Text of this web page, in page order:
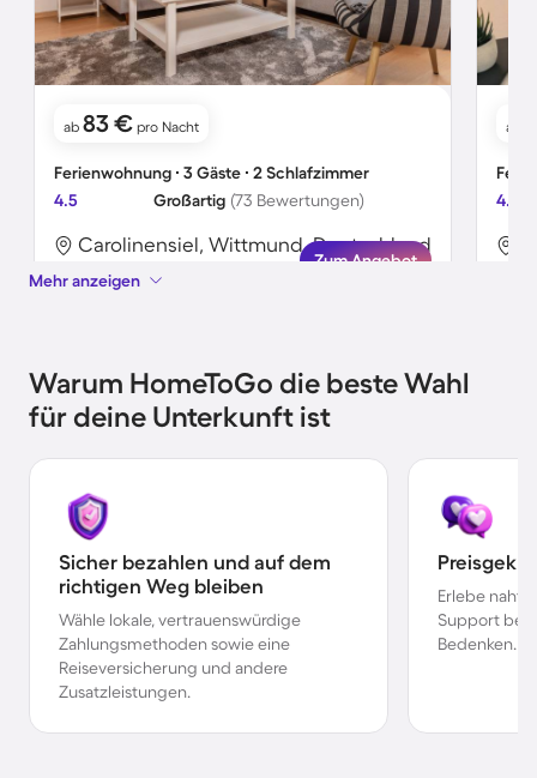
ab 83 € pro Nacht
Ferienwohnung ∙ 3 Gäste ∙ 2 Schlafzimmer
4.5
Großartig (73 Bewertungen)
Carolinensiel, Wittmund, Deutschland
Zum Angebot
ab
4.6
Mehr anzeigen
Warum HomeToGo die beste Wahl
für deine Unterkunft ist
Sicher bezahlen und auf dem
richtigen Weg bleiben
Wähle lokale, vertrauenswürdige
Zahlungsmethoden sowie eine
Reiseversicherung und andere
Zusatzleistungen.
Erlebe
Support bei
Bedenken.